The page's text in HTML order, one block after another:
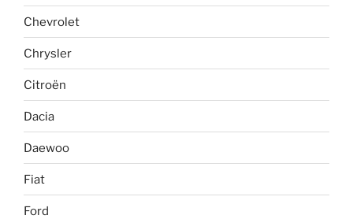
Chevrolet
Chrysler
Citroën
Dacia
Daewoo
Fiat
Ford